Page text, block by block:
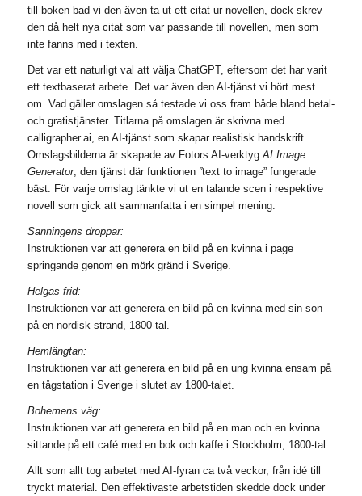
till boken bad vi den även ta ut ett citat ur novellen, dock skrev
den då helt nya citat som var passande till novellen, men som
inte fanns med i texten.
Det var ett naturligt val att välja ChatGPT, eftersom det har varit
ett textbaserat arbete. Det var även den AI-tjänst vi hört mest
om. Vad gäller omslagen så testade vi oss fram både bland betal-
och gratistjänster. Titlarna på omslagen är skrivna med
calligrapher.ai, en AI-tjänst som skapar realistisk handskrift.
Omslagsbilderna är skapade av Fotors AI-verktyg AI Image
Generator, den tjänst där funktionen ”text to image” fungerade
bäst. För varje omslag tänkte vi ut en talande scen i respektive
novell som gick att sammanfatta i en simpel mening:
Sanningens droppar:
Instruktionen var att generera en bild på en kvinna i page
springande genom en mörk gränd i Sverige.
Helgas frid:
Instruktionen var att generera en bild på en kvinna med sin son
på en nordisk strand, 1800-tal.
Hemlängtan:
Instruktionen var att generera en bild på en ung kvinna ensam på
en tågstation i Sverige i slutet av 1800-talet.
Bohemens väg:
Instruktionen var att generera en bild på en man och en kvinna
sittande på ett café med en bok och kaffe i Stockholm, 1800-tal.
Allt som allt tog arbetet med AI-fyran ca två veckor, från idé till
tryckt material. Den effektivaste arbetstiden skedde dock under